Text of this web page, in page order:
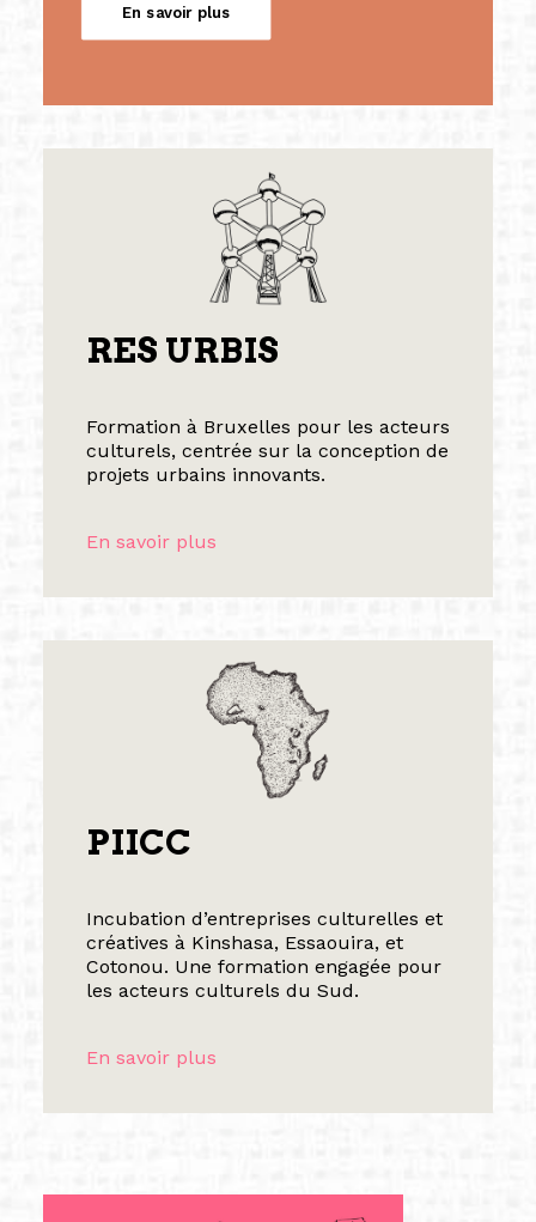
En savoir plus
RES URBIS
Formation à Bruxelles pour les acteurs
culturels, centrée sur la conception de
projets urbains innovants.
En savoir plus
PIICC
Incubation d’entreprises culturelles et
créatives à Kinshasa, Essaouira, et
Cotonou. Une formation engagée pour
les acteurs culturels du Sud.
En savoir plus